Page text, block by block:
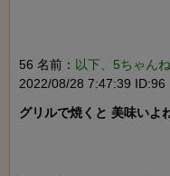
56 名前： 以下、5ちゃん
2022/08/28 7:47:39 ID:96
グリルで焼くと 美味いよ